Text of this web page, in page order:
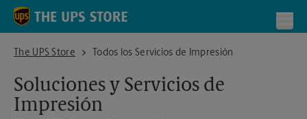
Skip to content
Return to Nav
The UPS Store
The UPS Store CartersvilleTodos los Servicios de Impresión
Soluciones y Servicios de
Impresión